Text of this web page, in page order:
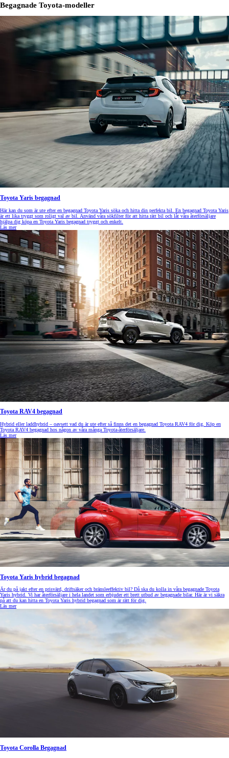
Begagnade Toyota-modeller
Toyota Yaris begagnad
Här kan du som är ute efter en begagnad Toyota Yaris söka och hitta din perfekta bil. En begagnad Toyota Yaris
är ett lika tryggt som roligt val av bil. Använd våra sökfilter för att hitta rätt bil och låt våra återförsäljare
hjälpa dig köpa en Toyota Yaris begagnad tryggt och enkelt.
Läs mer
Toyota RAV4 begagnad
Hybrid eller laddhybrid – oavsett vad du är ute efter så finns det en begagnad Toyota RAV4 för dig. Köp en
Toyota RAV4 begagnad hos någon av våra många Toyota-återförsäljare.
Läs mer
Toyota Yaris hybrid begagnad
Är du på jakt efter en prisvärd, driftsäker och bränsleeffektiv bil? Då ska du kolla in våra begagnade Toyota
Yaris hybrid. Vi har återförsäljare i hela landet som erbjuder ett brett utbud av begagnade bilar. Här är vi säkra
på att du kan hitta en Toyota Yaris hybrid begagnad som är rätt för dig.
Läs mer
Toyota Corolla Begagnad